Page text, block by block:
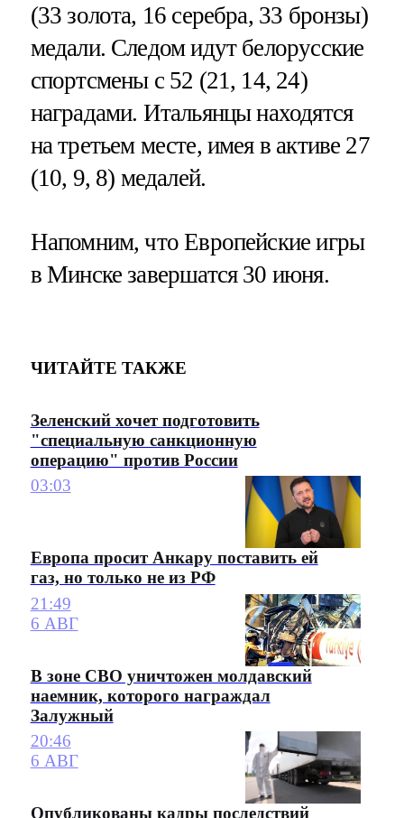
(33 золота, 16 серебра, 33 бронзы)
медали. Следом идут белорусские
спортсмены с 52 (21, 14, 24)
наградами. Итальянцы находятся
на третьем месте, имея в активе 27
(10, 9, 8) медалей.
Напомним, что Европейские игры
в Минске завершатся 30 июня.
ЧИТАЙТЕ ТАКЖЕ
Зеленский хочет подготовить
"специальную санкционную
операцию" против России
03:03
Европа просит Анкару поставить ей
газ, но только не из РФ
21:49
6 АВГ
В зоне СВО уничтожен молдавский
наемник, которого награждал
Залужный
20:46
6 АВГ
Опубликованы кадры последствий